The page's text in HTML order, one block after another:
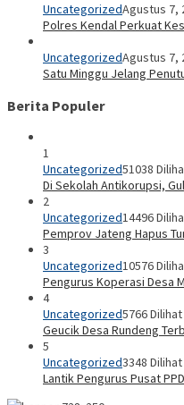
UncategorizedAgustus 7,
Polres Kendal Perkuat
UncategorizedAgustus 7,
Satu Minggu Jelang
Berita Populer
1
Uncategorized51038
Di Sekolah Antikorupsi,
2
Uncategorized14496
Pemprov Jateng Hapus
3
Uncategorized10576
Pengurus Koperasi Desa
4
Uncategorized5766 Dilihat
Geucik Desa Rundeng
5
Uncategorized3348 Dilihat
Lantik Pengurus Pusat